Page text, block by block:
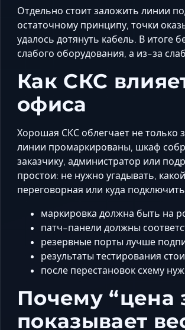
Отдельно стоит заложить линии
остаточному принципу, точки
удалось дотянуть кабель. В итоге
слабого оборудования, а из-за
Как СКС
офиса
Хорошая СКС облегчает не только
линии промаркированы, шкаф
заказчику, администратор или
простои: не нужно угадывать,
переговорная или куда
маркировка должна быть на
патч-панели должны
резервные порты лучше
результаты тестирования
после перестановок схему
Почему “цена
показывает